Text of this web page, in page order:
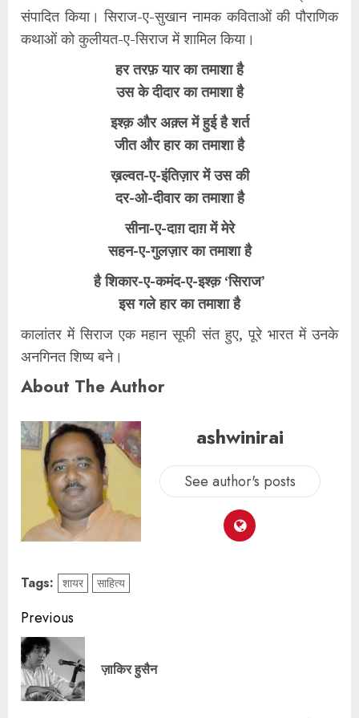
संपादित किया। सिराज-ए-सुखान नामक कविताओं की पौराणिक
कथाओं को कुलीयत-ए-सिराज में शामिल किया।
हर तरफ़ यार का तमाशा है
उस के दीदार का तमाशा है
इश्क़ और अक़्ल में हुई है शर्त
जीत और हार का तमाशा है
ख़ल्वत-ए-इंतिज़ार में उस की
दर-ओ-दीवार का तमाशा है
सीना-ए-दाग़ दाग़ में मेरे
सहन-ए-गुलज़ार का तमाशा है
है शिकार-ए-कमंद-ए-इश्क़ ‘सिराज’
इस गले हार का तमाशा है
कालांतर में सिराज एक महान सूफी संत हुए, पूरे भारत में उनके
अनगिनत शिष्य बने।
About The Author
ashwinirai
See author's posts
Tags: शायर साहित्य
Previous
ज़ाकिर हुसैन